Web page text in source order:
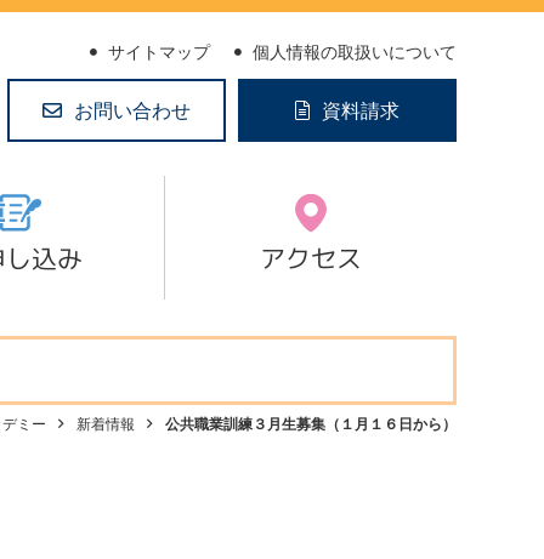
サイトマップ 個人情報の取扱いについて
お問い合わせ 資料請求
込み アクセス
ミー 新着情報 公共職業訓練３月生募集（１月１６日から）